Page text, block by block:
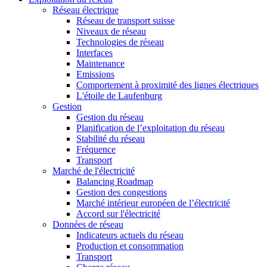
Réseau électrique
Réseau de transport suisse
Niveaux de réseau
Technologies de réseau
Interfaces
Maintenance
Emissions
Comportement à proximité des lignes électriques
L'étoile de Laufenburg
Gestion
Gestion du réseau
Planification de l’exploitation du réseau
Stabilité du réseau
Fréquence
Transport
Marché de l'électricité
Balancing Roadmap
Gestion des congestions
Marché intérieur européen de l’électricité
Accord sur l'électricité
Données de réseau
Indicateurs actuels du réseau
Production et consommation
Transport